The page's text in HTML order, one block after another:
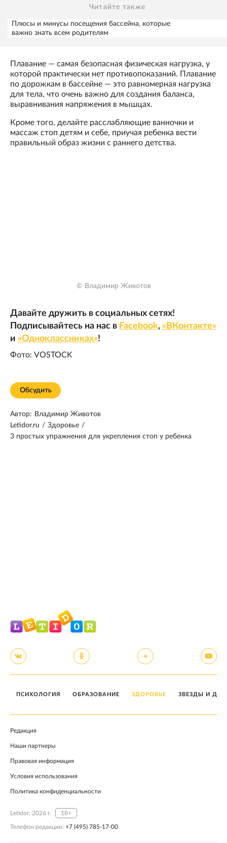
Читайте также
Плюсы и минусы посещения бассейна, которые
важно знать всем родителям
Плавание — самая безопасная физическая нагрузка, у
которой практически нет противопоказаний. Плавание
по дорожкам в бассейне — это равномерная нагрузка
для тела, что очень важно для создания баланса,
выравнивания напряжения в мышцах.
Кроме того, делайте расслабляющие ванночки и
массаж стоп детям и себе, приучая ребенка вести
правильный образ жизни с раннего детства.
© Владимир Животов
Давайте дружить в социальных сетях!
Подписывайтесь на нас в Facebook, «ВКонтакте»
и «Одноклассниках»!
Фото: VOSTOCK
Обсудить
Автор: Владимир Животов
Letidor.ru / Здоровье /
3 простых упражнения для укрепления стоп у ребенка
ПСИХОЛОГИЯ ОБРАЗОВАНИЕ ЗДОРОВЬЕ ЗВЕЗДЫ И
Редакция
Наши партнеры
Правовая информация
Условия использования
Политика конфиденциальности
Letidor, 2026 г. 18+
Телефон редакции: +7 (495) 785-17-00